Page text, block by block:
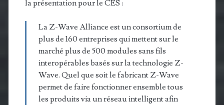
la présentation pour le CES :
La Z-Wave Alliance est un consortium de
plus de 160 entreprises qui mettent sur le
marché plus de 500 modules sans fils
interopérables basés sur la technologie Z-
Wave. Quel que soit le fabricant Z-Wave
permet de faire fonctionner ensemble tous
les produits via un réseau intelligent afin